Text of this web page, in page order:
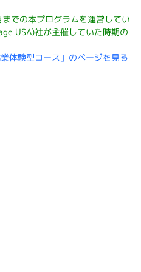
での本プログラムを運営してい
USA)社が主催していた時期の
体験型コース」のページを見る